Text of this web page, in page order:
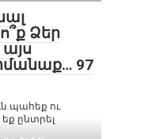
Ձեր
97
պահեք ու
ընտրել